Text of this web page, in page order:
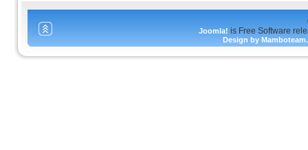
Joomla! is Free Software
Design by